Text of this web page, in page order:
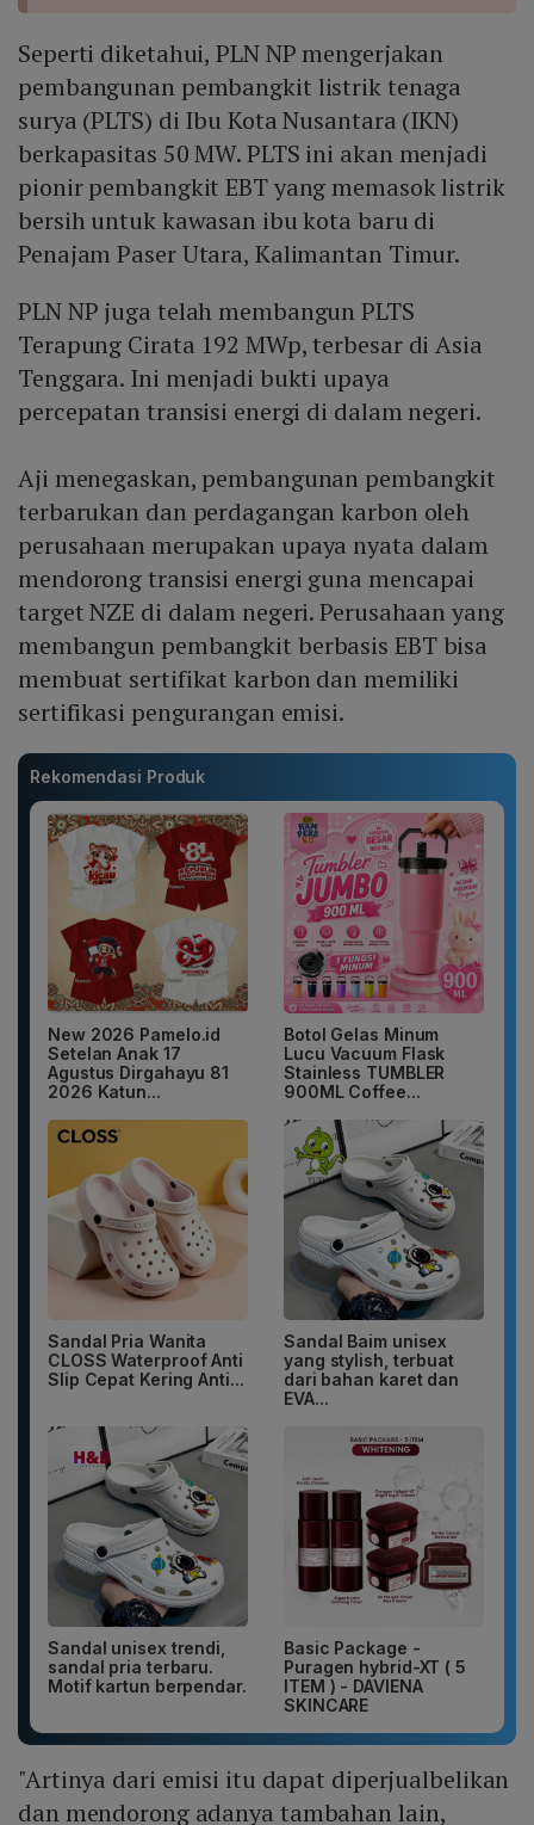
Seperti diketahui, PLN NP mengerjakan
pembangunan pembangkit listrik tenaga
surya (PLTS) di Ibu Kota Nusantara (IKN)
berkapasitas 50 MW. PLTS ini akan menjadi
pionir pembangkit EBT yang memasok listrik
bersih untuk kawasan ibu kota baru di
Penajam Paser Utara, Kalimantan Timur.
PLN NP juga telah membangun PLTS
Terapung Cirata 192 MWp, terbesar di Asia
Tenggara. Ini menjadi bukti upaya
percepatan transisi energi di dalam negeri.
Aji menegaskan, pembangunan pembangkit
terbarukan dan perdagangan karbon oleh
perusahaan merupakan upaya nyata dalam
mendorong transisi energi guna mencapai
target NZE di dalam negeri. Perusahaan yang
membangun pembangkit berbasis EBT bisa
membuat sertifikat karbon dan memiliki
sertifikasi pengurangan emisi.
Rekomendasi Produk
New 2026 Pamelo.id
Setelan Anak 17
Agustus Dirgahayu 81
2026 Katun...
Botol Gelas Minum
Lucu Vacuum Flask
Stainless TUMBLER
900ML Coffee...
Sandal Pria Wanita
CLOSS Waterproof Anti
Slip Cepat Kering Anti...
Sandal Baim unisex
yang stylish, terbuat
dari bahan karet dan
EVA...
Sandal unisex trendi,
sandal pria terbaru.
Motif kartun berpendar.
Basic Package -
Puragen hybrid-XT ( 5
ITEM ) - DAVIENA
SKINCARE
"Artinya dari emisi itu dapat diperjualbelikan
dan mendorong adanya tambahan lain,